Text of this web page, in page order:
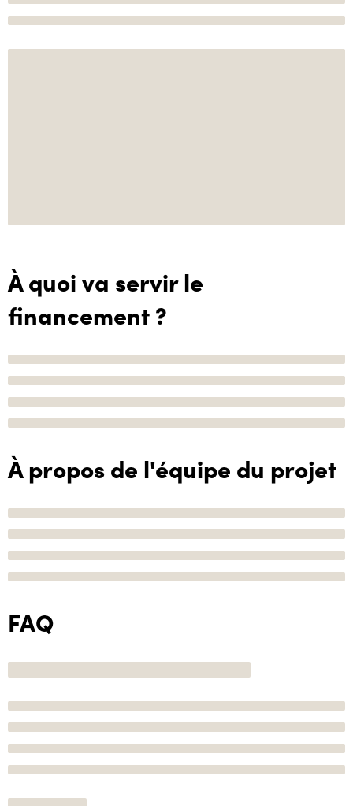
À quoi va servir le
financement ?
À propos de l'équipe du projet
FAQ